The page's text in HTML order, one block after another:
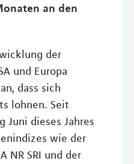
an den
der
und Europa
dass sich
lohnen. Seit
Juni dieses Jahres
wie der
NR SRI und der